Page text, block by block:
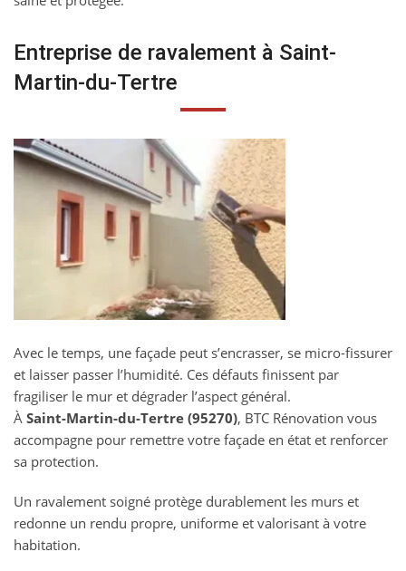
Entreprise de ravalement à Saint-
Martin-du-Tertre
Avec le temps, une façade peut s’encrasser, se micro-fissurer
et laisser passer l’humidité. Ces défauts finissent par
fragiliser le mur et dégrader l’aspect général.
À Saint-Martin-du-Tertre (95270), BTC Rénovation vous
accompagne pour remettre votre façade en état et renforcer
sa protection.
Un ravalement soigné protège durablement les murs et
redonne un rendu propre, uniforme et valorisant à votre
habitation.